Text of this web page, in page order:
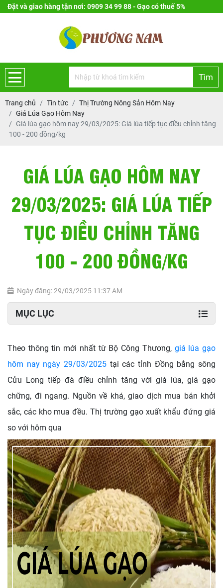
Đặt và giao hàng tận nơi: 0909 34 99 88 - Gạo có thuế 5%
Tìm
Trang chủ Tin tức
Thị Trường Nông Sản Hôm Nay
Giá Lúa Gạo Hôm Nay
Giá lúa gạo hôm nay 29/03/2025: Giá lúa tiếp tục điều chỉnh tăng
100 - 200 đồng/kg
GIÁ LÚA GẠO HÔM NAY
29/03/2025: GIÁ LÚA TIẾP
TỤC ĐIỀU CHỈNH TĂNG
100 - 200 ĐỒNG/KG
Ngày đăng: 29/03/2025 11:37 AM
MỤC LỤC
Theo thông tin mới nhất từ Bộ Công Thương, giá lúa gạo
hôm nay ngày 29/03/2025 tại các tỉnh Đồng bằng sông
Cửu Long tiếp đà điều chỉnh tăng với giá lúa, giá gạo
chững, đi ngang. Nguồn về khá, giao dịch mua bán khởi
sắc, các kho mua đều. Thị trường gạo xuất khẩu đứng giá
so với hôm qua